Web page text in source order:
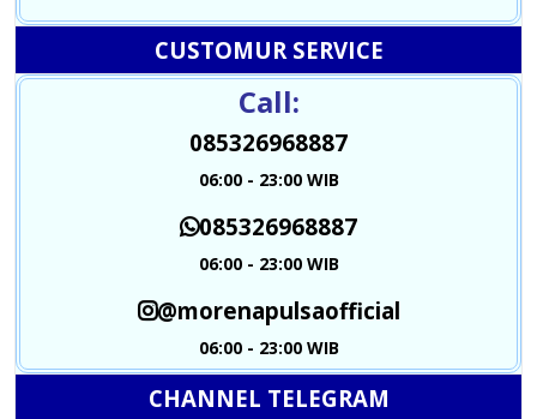
CUSTOMUR SERVICE
Call:
085326968887
06:00 - 23:00 WIB
085326968887
06:00 - 23:00 WIB
@morenapulsaofficial
06:00 - 23:00 WIB
CHANNEL TELEGRAM